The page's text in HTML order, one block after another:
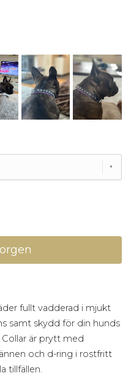
fullt vadderad i mjukt
samt skydd för din hunds
är prytt med
och d-ring i rostfritt
tillfällen.